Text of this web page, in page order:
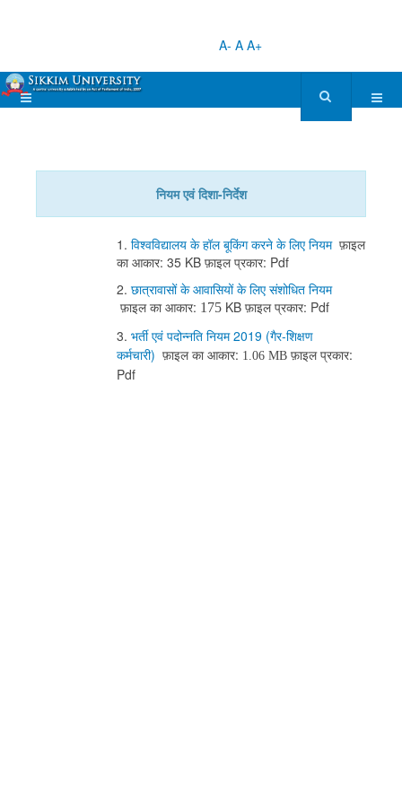
A- A A+
नियम एवं दिशा-निर्देश
1. विश्वविद्यालय के हॉल बूकिंग करने के लिए नियमफ़ाइल
का आकार: 35 KB फ़ाइल प्रकार: Pdf
2. छात्रावासों के आवासियों के लिए संशोधित नियम
फ़ाइल का आकार: 175 KB फ़ाइल प्रकार: Pdf
3. भर्ती एवं पदोन्नति नियम 2019 (गैर-शिक्षण
कर्मचारी) फ़ाइल का आकार: 1.06 MB फ़ाइल प्रकार:
Pdf